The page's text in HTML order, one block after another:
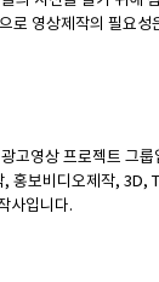
로 영상제작의 필요성
고영상 프로젝트 그룹
보비디오제작, 3D,
사입니다.